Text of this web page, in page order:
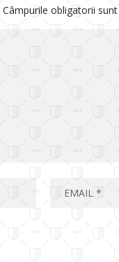
Câmpurile obligatorii